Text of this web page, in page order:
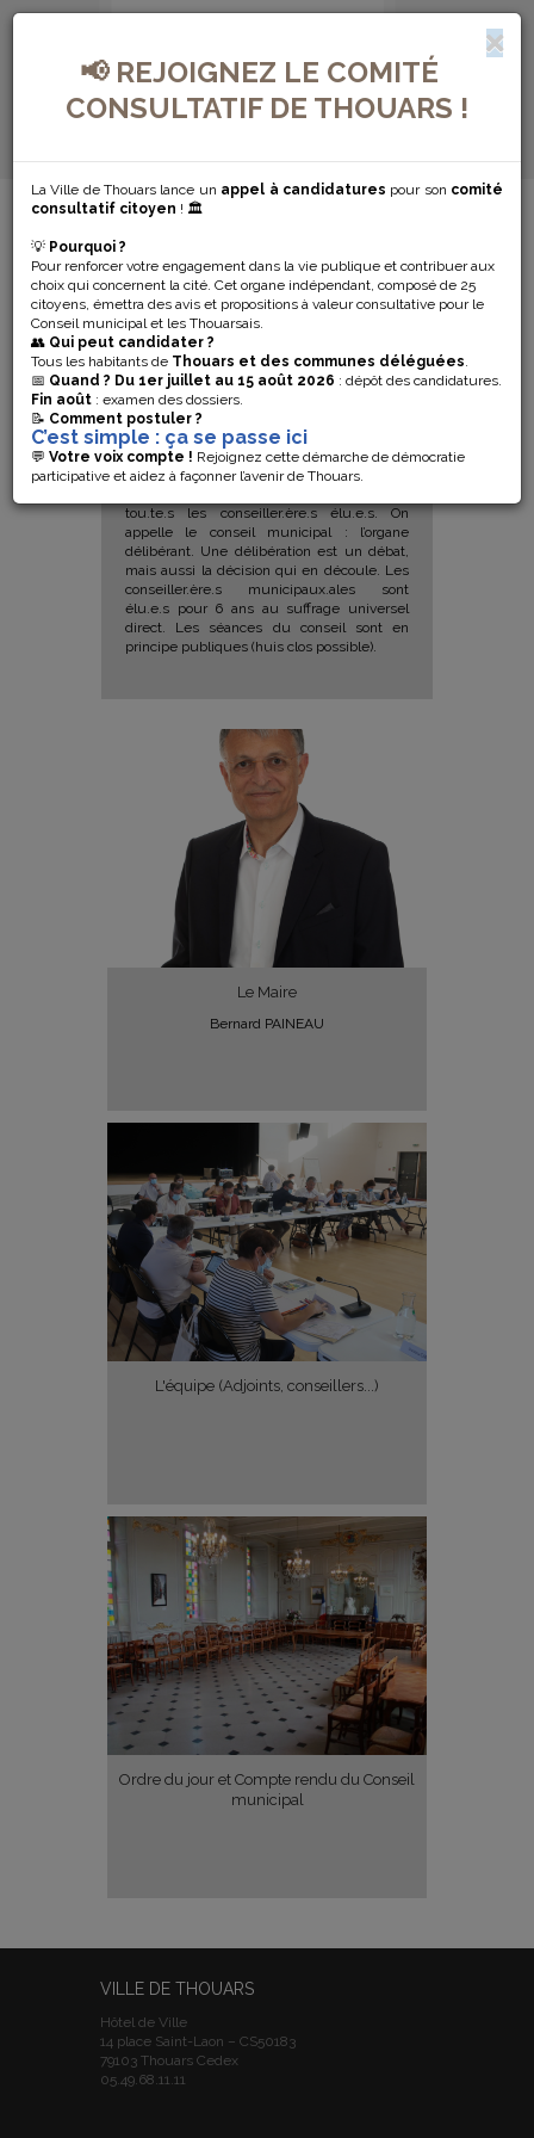
📢 REJOIGNEZ LE COMITÉ
CONSULTATIF DE THOUARS !
La Ville de Thouars lance un appel à candidatures pour son comité
consultatif citoyen ! 🏛️
💡 Pourquoi ?
Pour renforcer votre engagement dans la vie publique et contribuer aux
choix qui concernent la cité. Cet organe indépendant, composé de 25
citoyens, émettra des avis et propositions à valeur consultative pour le
Conseil municipal et les Thouarsais.
👥 Qui peut candidater ?
Tous les habitants de Thouars et des communes déléguées.
📅 Quand ? Du 1er juillet au 15 août 2026 : dépôt des candidatures.
Fin août : examen des dossiers.
📝 Comment postuler ?
C’est simple : ça se passe ici
💬 Votre voix compte ! Rejoignez cette démarche de démocratie
participative et aidez à façonner l’avenir de Thouars.
CONSEIL MUNICIPAL
CONSEIL
MUNICIPAL
tou.te.s les conseiller.ère.s élu.e.s. On
appelle le conseil municipal : l’organe
délibérant. Une délibération est un débat,
mais aussi la décision qui en découle. Les
conseiller.ère.s municipaux.ales sont
élu.e.s pour 6 ans au suffrage universel
direct. Les séances du conseil sont en
principe publiques (huis clos possible).
Le Maire
Bernard PAINEAU
L'équipe (Adjoints, conseillers...)
Ordre du jour et Compte rendu du Conseil
municipal
VILLE DE THOUARS
Hôtel de Ville
14 place Saint-Laon – CS50183
79103 Thouars Cedex
05.49.68.11.11